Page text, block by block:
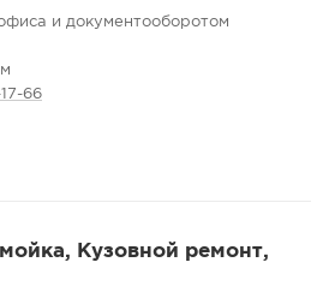
и документооборотом
66
Кузовной ремонт,